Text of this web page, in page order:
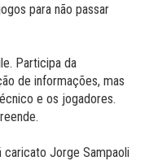
para não passar
Participa da
de informações, mas
e os jogadores.
caricato Jorge Sampaoli